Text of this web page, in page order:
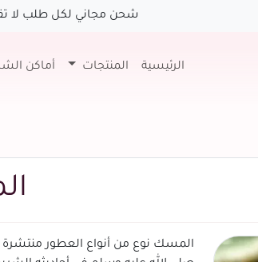
شحن مجاني لكل طلب لا تقل قيمته عن
الرئيسية المنتجات أماكن
المسك نوع من أنواع العطور منتشرة